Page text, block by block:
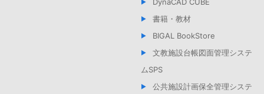
書籍・教材
BIGAL BookStore
文教施設台帳図面管理システ
ムSPS
公共施設計画保全管理システ